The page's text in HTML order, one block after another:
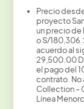
Precio
proyecto
un precio de
o S/
acuerdo al
29,500.00
el pago del
contrato. No
Collection –
Línea